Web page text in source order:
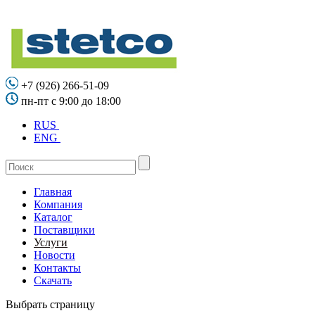
+7 (926) 266-51-09
пн-пт с 9:00 до 18:00
RUS
ENG
Главная
Компания
Каталог
Поставщики
Услуги
Новости
Контакты
Скачать
Выбрать страницу